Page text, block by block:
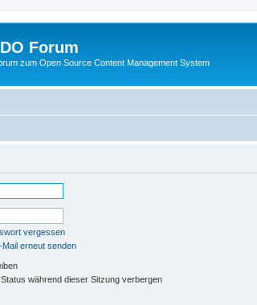
Forum
zum Open Source Content Management System
vergessen
erneut senden
während dieser Sitzung verbergen